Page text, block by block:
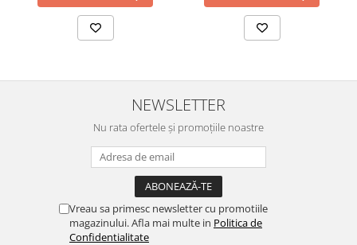
NEWSLETTER
Nu rata ofertele și promoțiile noastre
Vreau sa primesc newsletter cu promotiile
magazinului. Afla mai multe in Politica de
Confidentialitate